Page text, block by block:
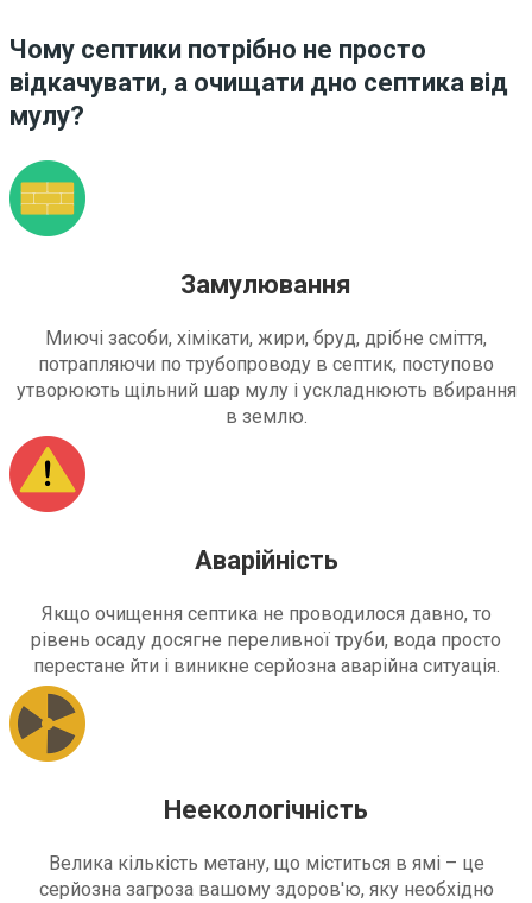
Чому септики потрібно не просто
відкачувати, а очищати дно септика від
мулу?
Замулювання
Миючі засоби, хімікати, жири, бруд, дрібне сміття,
потрапляючи по трубопроводу в септик, поступово
утворюють щільний шар мулу і ускладнюють вбирання
в землю.
Аварійність
Якщо очищення септика не проводилося давно, то
рівень осаду досягне переливної труби, вода просто
перестане йти і виникне серйозна аварійна ситуація.
Неекологічність
Велика кількість метану, що міститься в ямі – це
серйозна загроза вашому здоров'ю, яку необхідно